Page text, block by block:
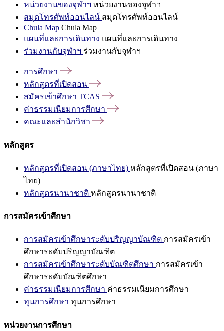
หน่วยงานของจุฬาฯ หน่วยงานของจุฬาฯ
สมุดโทรศัพท์ออนไลน์ สมุดโทรศัพท์ออนไลน์
Chula Map Chula Map
แผนที่และการเดินทาง แผนที่และการเดินทาง
ร่วมงานกับจุฬาฯ ร่วมงานกับจุฬาฯ
การศึกษา
หลักสูตรที่เปิดสอน
สมัครเข้าศึกษา TCAS
ค่าธรรมเนียมการศึกษา
คณะและสำนักวิชา
หลักสูตร
หลักสูตรที่เปิดสอน (ภาษาไทย) หลักสูตรที่เปิดสอน (ภาษา
ไทย)
หลักสูตรนานาชาติ หลักสูตรนานาชาติ
การสมัครเข้าศึกษา
การสมัครเข้าศึกษาระดับปริญญาบัณฑิต การสมัครเข้า
ศึกษาระดับปริญญาบัณฑิต
การสมัครเข้าศึกษาระดับบัณฑิตศึกษา การสมัครเข้า
ศึกษาระดับบัณฑิตศึกษา
ค่าธรรมเนียมการศึกษา ค่าธรรมเนียมการศึกษา
ทุนการศึกษา ทุนการศึกษา
หน่วยงานการศึกษา